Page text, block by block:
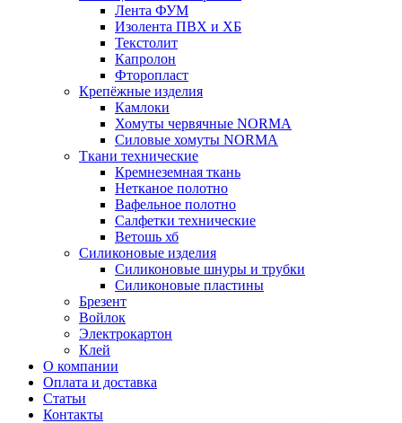
Лента ФУМ
Изолента ПВХ и ХБ
Текстолит
Капролон
Фторопласт
Крепёжные изделия
Камлоки
Хомуты червячные NORMA
Силовые хомуты NORMA
Ткани технические
Кремнеземная ткань
Нетканое полотно
Вафельное полотно
Салфетки технические
Ветошь хб
Силиконовые изделия
Силиконовые шнуры и трубки
Силиконовые пластины
Брезент
Войлок
Электрокартон
Клей
О компании
Оплата и доставка
Статьи
Контакты